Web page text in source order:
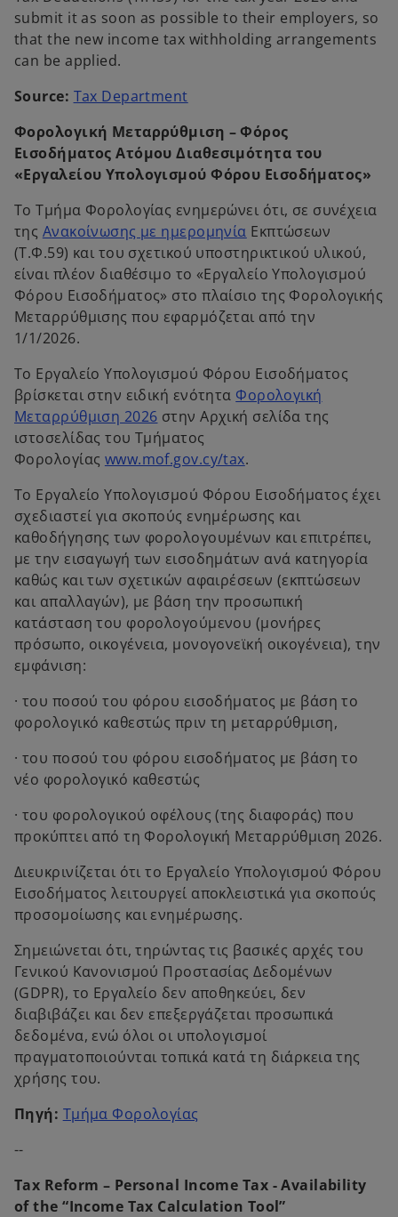
submit it as soon as possible to their employers, so
that the new income tax withholding arrangements
can be applied.
Source: Tax Departmento
e
n
s
a
t
b
Φορολογική Μεταρρύθμιση – Φόρος
Εισοδήματος Ατόμου Διαθεσιμότητα του
«Εργαλείου Υπολογισμού Φόρου Εισοδήματος»
Το Τμήμα Φορολογίας ενημερώνει ότι, σε συνέχεια
της Ανακοίνωσης με ημερομηνία o
p
e
n
s
a
n
e
t
Εκπτώσεων
(Τ.Φ.59) και του σχετικού υποστηρικτικού υλικού,
είναι πλέον διαθέσιμο το «Εργαλείο Υπολογισμού
Φόρου Εισοδήματος» στο πλαίσιο της Φορολογικής
Μεταρρύθμισης που εφαρμόζεται από την
1/1/2026.
Το Εργαλείο Υπολογισμού Φόρου Εισοδήματος
βρίσκεται στην ειδική ενότητα Φορολογική
Μεταρρύθμιση 2026o
p
e
s
i
n
a
n
e
w
t
στην Αρχική σελίδα της
ιστοσελίδας του Τμήματος
Φορολογίας www.mof.gov.cy/taxo
e
n
s
i
n
a
n
e
.
Το Εργαλείο Υπολογισμού Φόρου Εισοδήματος έχει
σχεδιαστεί για σκοπούς ενημέρωσης και
καθοδήγησης των φορολογουμένων και επιτρέπει,
με την εισαγωγή των εισοδημάτων ανά κατηγορία
καθώς και των σχετικών αφαιρέσεων (εκπτώσεων
και απαλλαγών), με βάση την προσωπική
κατάσταση του φορολογούμενου (μονήρες
πρόσωπο, οικογένεια, μονογονεϊκή οικογένεια), την
εμφάνιση:
· του ποσού του φόρου εισοδήματος με βάση το
φορολογικό καθεστώς πριν τη μεταρρύθμιση,
· του ποσού του φόρου εισοδήματος με βάση το
νέο φορολογικό καθεστώς
· του φορολογικού οφέλους (της διαφοράς) που
προκύπτει από τη Φορολογική Μεταρρύθμιση 2026.
Διευκρινίζεται ότι το Εργαλείο Υπολογισμού Φόρου
Εισοδήματος λειτουργεί αποκλειστικά για σκοπούς
προσομοίωσης και ενημέρωσης.
Σημειώνεται ότι, τηρώντας τις βασικές αρχές του
Γενικού Κανονισμού Προστασίας Δεδομένων
(GDPR), το Εργαλείο δεν αποθηκεύει, δεν
διαβιβάζει και δεν επεξεργάζεται προσωπικά
δεδομένα, ενώ όλοι οι υπολογισμοί
πραγματοποιούνται τοπικά κατά τη διάρκεια της
χρήσης του.
Πηγή: Τμήμα Φορολογίας
s
--
Tax Reform – Personal Income Tax - Availability
of the “Income Tax Calculation Tool”